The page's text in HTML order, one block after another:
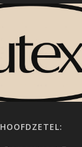
HOOFDZETEL: